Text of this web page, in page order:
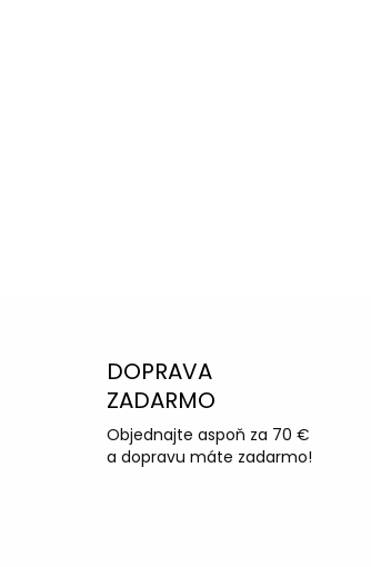
DOPRAVA
ZADARMO
Objednajte aspoň za 70 €
a dopravu máte zadarmo!